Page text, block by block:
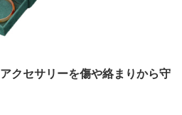
アクセサリーを傷や絡まりから守